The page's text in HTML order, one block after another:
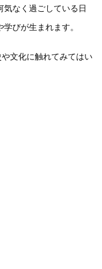
気なく過ごしている日
びが生まれます。
文化に触れてみてはい